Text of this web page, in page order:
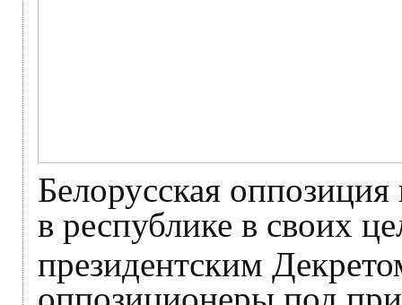
Белорусская
в республике в своих
президентским